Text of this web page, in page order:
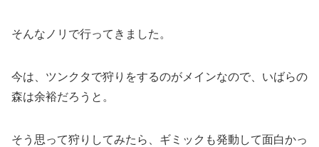
そんなノリで行ってきました。
今は、ツンクタで狩りをするのがメインなので、いばらの
森は余裕だろうと。
そう思って狩りしてみたら、ギミックも発動して面白かっ